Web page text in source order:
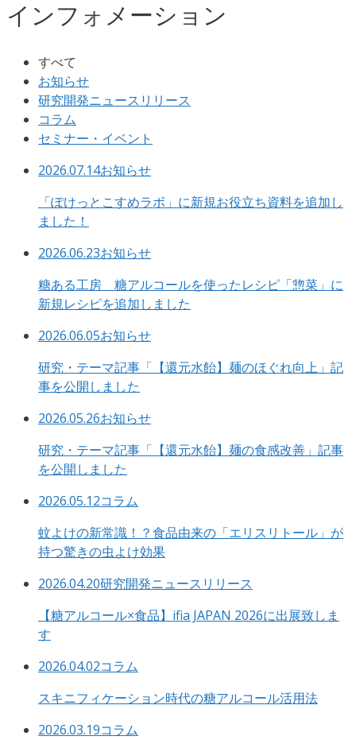
インフォメーション
すべて
お知らせ
研究開発ニュースリリース
コラム
セミナー・イベント
2026.07.14お知らせ
「ぽけっとこすめラボ」に新規お役立ち資料を追加し
ました！
2026.06.23お知らせ
糖ある工房 糖アルコールを使ったレシピ「惣菜」に
新規レシピを追加しました
2026.06.05お知らせ
研究・テーマ記事「【還元水飴】麺のほぐれ向上」記
事を公開しました
2026.05.26お知らせ
研究・テーマ記事「【還元水飴】麺の食感改善」記事
を公開しました
2026.05.12コラム
蚊よけの新常識！？食品由来の「エリスリトール」が
持つ驚きの虫よけ効果
2026.04.20研究開発ニュースリリース
【糖アルコール×食品】ifia JAPAN 2026に出展致しま
す
2026.04.02コラム
スキニフィケーション時代の糖アルコール活用法
2026.03.19コラム